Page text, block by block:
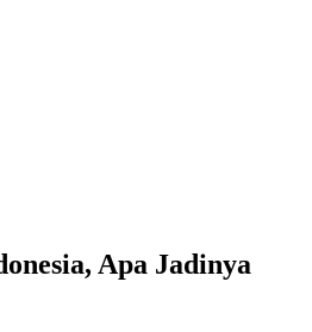
Apa Jadinya